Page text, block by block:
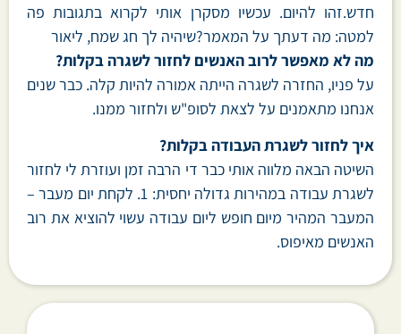
חדש.זהו להיום. עכשיו מסקרן אותי לקרוא בתגובות פה
למטה: מה דעתך על המאמר?שיהיה לך חג שמח, ליאור
מה לא מאפשר לרוב האנשים לחזור לשגרה בקלות?
על פניו, החזרה לשגרה הייתה אמורה להיות קלה. כבר שנים
אנחנו מתאמנים על לצאת לסופ"ש ולחזור ממנו.
איך לחזור לשגרת העבודה בקלות?
השיטה הבאה מלווה אותי כבר די הרבה זמן ועוזרת לי לחזור
לשגרת עבודה במהירות גדולה יחסית: 1. לקחת יום מעבר –
המעבר המהיר מיום חופש ליום עבודה עשוי להוציא את רוב
האנשים מאיפוס.